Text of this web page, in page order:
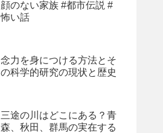
顔のない家族 #都市伝説 #
怖い話
念力を身につける方法とそ
の科学的研究の現状と歴史
三途の川はどこにある？青
森、秋田、群馬の実在する